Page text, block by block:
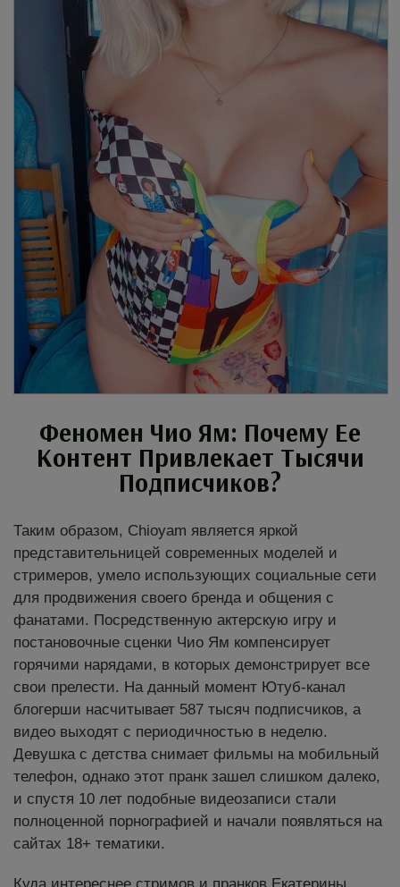
Феномен Чио Ям: Почему Ее
Контент Привлекает Тысячи
Подписчиков?
Таким образом, Chioyam является яркой
представительницей современных моделей и
стримеров, умело использующих социальные сети
для продвижения своего бренда и общения с
фанатами. Посредственную актерскую игру и
постановочные сценки Чио Ям компенсирует
горячими нарядами, в которых демонстрирует все
свои прелести. На данный момент Ютуб-канал
блогерши насчитывает 587 тысяч подписчиков, а
видео выходят с периодичностью в неделю.
Девушка с детства снимает фильмы на мобильный
телефон, однако этот пранк зашел слишком далеко,
и спустя 10 лет подобные видеозаписи стали
полноценной порнографией и начали появляться на
сайтах 18+ тематики.